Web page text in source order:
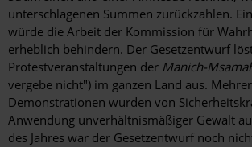
unterschlagenen Summen zurückzahlen.
würde die Arbeit der Kommission für
erheblich behindern. Der Gesetzentwurf
Protestveranstaltungen der Manich-
vergebe nicht") im ganzen Land aus.
Demonstrationen wurden von
Anwendung unverhältnismäßiger Gewalt
des Jahres war der Gesetzentwurf noch